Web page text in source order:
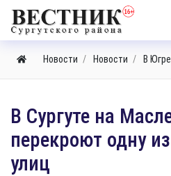
Новости Новости В Югре
В Сургуте на
перекроют одну
улиц